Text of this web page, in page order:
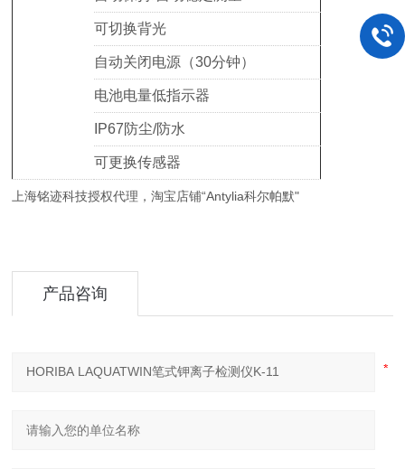
可切换背光
自动关闭电源（30分钟）
电池电量低指示器
IP67防尘/防水
可更换传感器
上海铭迹科技授权代理，淘宝店铺“Antylia科尔帕默"
产品咨询